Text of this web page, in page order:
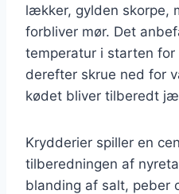
lækker, gylden skorpe,
forbliver mør. Det
temperatur i starten
derefter skrue ned for
kødet bliver tilberedt
Krydderier spiller en
tilberedningen af
blanding af salt, peber